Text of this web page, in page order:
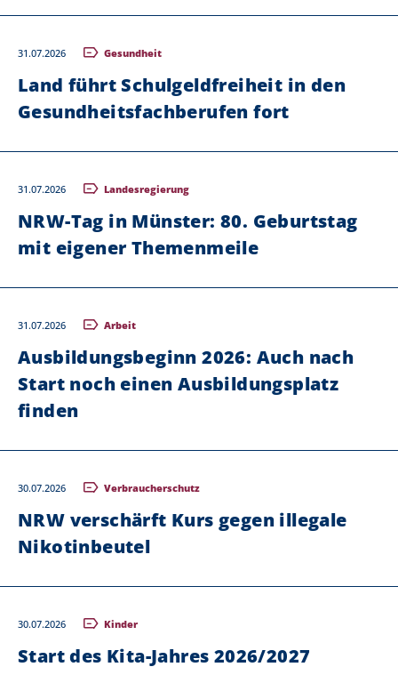
31.07.2026 Gesundheit
Land führt Schulgeldfreiheit in den
Gesundheitsfachberufen fort
31.07.2026 Landesregierung
NRW-Tag in Münster: 80. Geburtstag
mit eigener Themenmeile
31.07.2026 Arbeit
Ausbildungsbeginn 2026: Auch nach
Start noch einen Ausbildungsplatz
finden
30.07.2026 Verbraucherschutz
NRW verschärft Kurs gegen illegale
Nikotinbeutel
30.07.2026 Kinder
Start des Kita-Jahres 2026/2027